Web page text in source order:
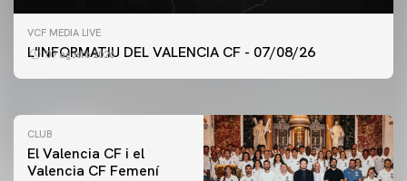
VCF MEDIA LIVE
L'INFORMATIU DEL VALENCIA CF - 07/08/26
07 agosto 2026
PRIMER EQUIP
ENTRENAMENT DEL VALENCIA CF 7/8/2026
CLUB
El Valencia CF i el
Valencia CF Femení